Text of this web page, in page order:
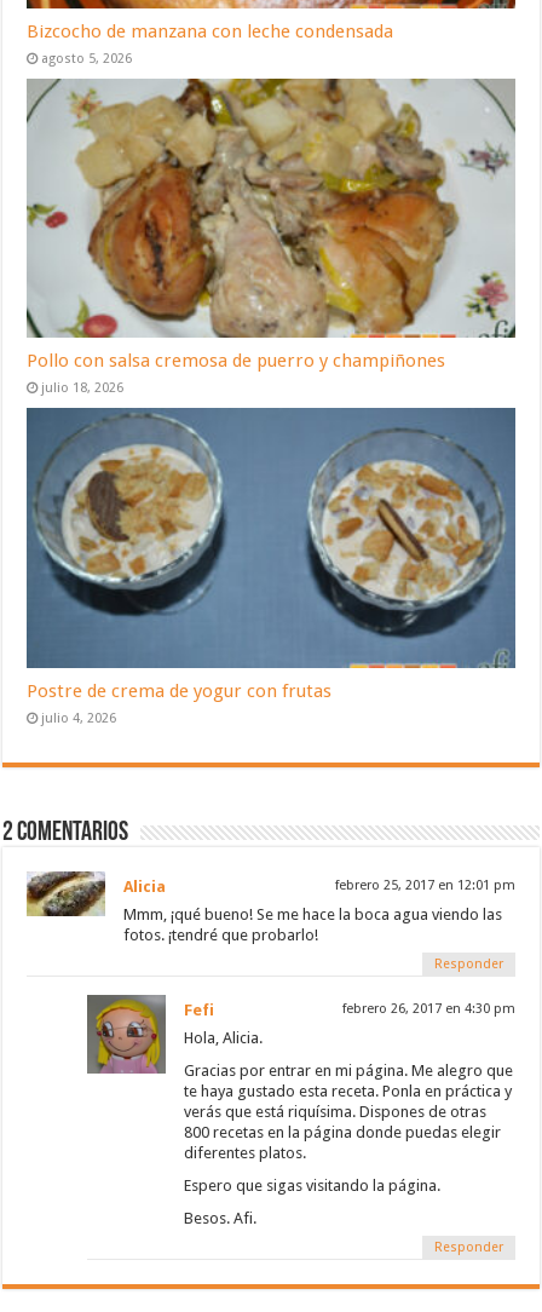
Bizcocho de manzana con leche condensada
agosto 5, 2026
Pollo con salsa cremosa de puerro y champiñones
julio 18, 2026
Postre de crema de yogur con frutas
julio 4, 2026
2 Comentarios
Alicia febrero 25, 2017 en 12:01 pm
Mmm, ¡qué bueno! Se me hace la boca agua viendo las
fotos. ¡tendré que probarlo!
Responder
Fefi febrero 26, 2017 en 4:30 pm
Hola, Alicia.
Gracias por entrar en mi página. Me alegro que
te haya gustado esta receta. Ponla en práctica y
verás que está riquísima. Dispones de otras
800 recetas en la página donde puedas elegir
diferentes platos.
Espero que sigas visitando la página.
Besos. Afi.
Responder